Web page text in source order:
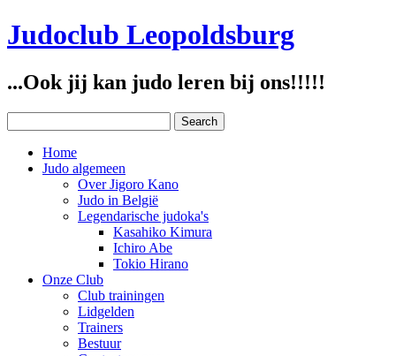
Judoclub Leopoldsburg
...Ook jij kan judo leren bij ons!!!!!
Home
Judo algemeen
Over Jigoro Kano
Judo in België
Legendarische judoka's
Kasahiko Kimura
Ichiro Abe
Tokio Hirano
Onze Club
Club trainingen
Lidgelden
Trainers
Bestuur